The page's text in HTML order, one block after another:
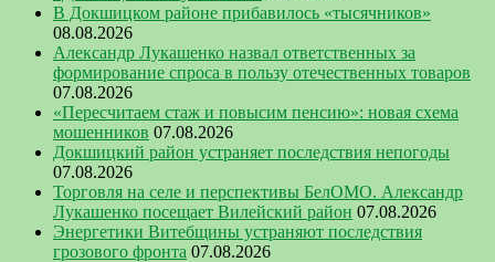
В Докшицком районе прибавилось «тысячников»
08.08.2026
Александр Лукашенко назвал ответственных за
формирование спроса в пользу отечественных товаров
07.08.2026
«Пересчитаем стаж и повысим пенсию»: новая схема
мошенников 07.08.2026
Докшицкий район устраняет последствия непогоды
07.08.2026
Торговля на селе и перспективы БелОМО. Александр
Лукашенко посещает Вилейский район 07.08.2026
Энергетики Витебщины устраняют последствия
грозового фронта 07.08.2026